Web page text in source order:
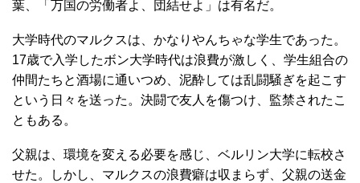
葉、「万国の労働者よ、団結せよ」は有名だ。
大学時代のマルクスは、かなりやんちゃな学生であった。
17歳で入学したボン大学時代は浪費が激しく、学生組合の
仲間たちと酒場に通いつめ、泥酔しては乱闘騒ぎを起こす
という日々を送った。決闘で友人を傷つけ、監禁されたこ
ともある。
父親は、環境を変える必要を感じ、ベルリン大学に転校さ
せた。しかし、マルクスの浪費癖は収まらず、父親の送金